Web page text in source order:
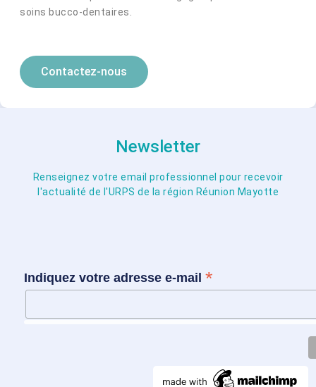
soins bucco-dentaires.
Contactez-nous
Newsletter
Renseignez votre email professionnel pour recevoir
l'actualité de l'URPS de la région Réunion Mayotte
Indiquez votre adresse e-mail *